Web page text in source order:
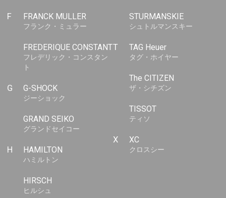
F FRANCK MULLER
フランク・ミュラー
FREDERIQUE CONSTANT
フレデリック・コンスタン
ト
G G-SHOCK
ジーショック
GRAND SEIKO
グランドセイコー
H HAMILTON
ハミルトン
HIRSCH
ヒルシュ
STURMANSKIE
シュトルマンスキー
T TAG Heuer
タグ・ホイヤー
The CITIZEN
ザ・シチズン
TISSOT
ティソ
X XC
クロスシー